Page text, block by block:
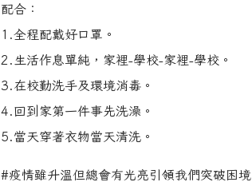
配合：
1.全程配戴好口罩。
2.生活作息單純，家裡-學校-家裡-學校。
3.在校勤洗手及環境消毒。
4.回到家第一件事先洗澡。
5.當天穿著衣物當天清洗。
#疫情雖升溫但總會有光亮引領我們突破困境